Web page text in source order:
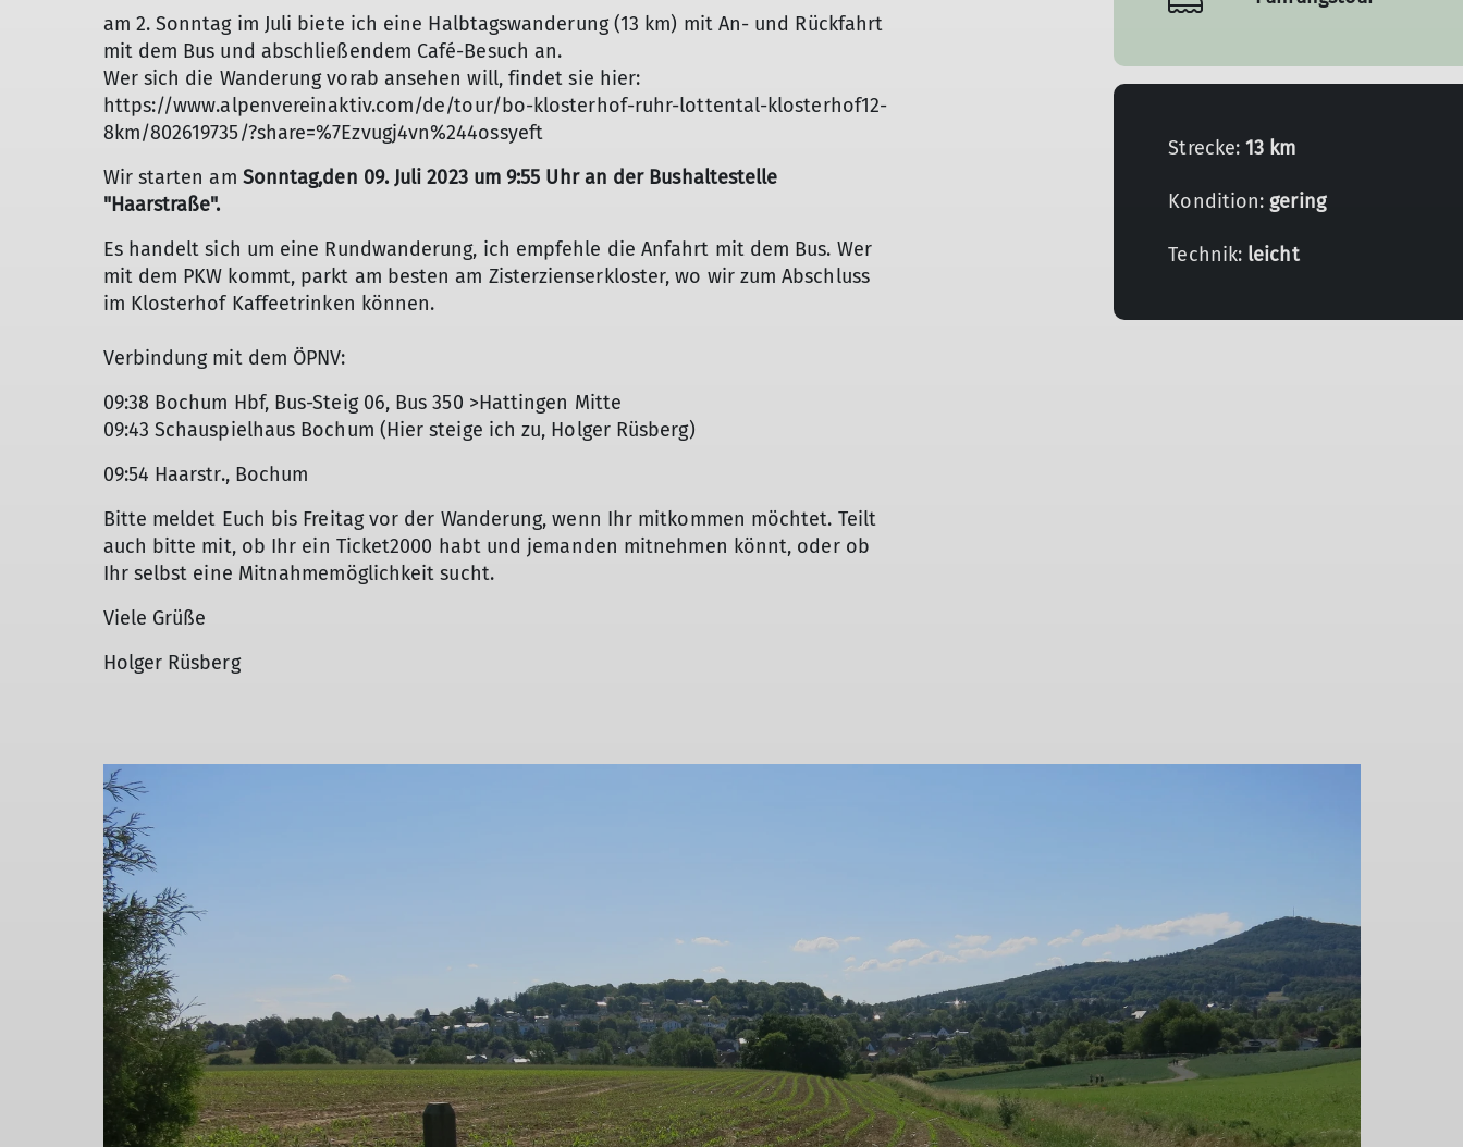
am 2. Sonntag im Juli biete ich eine Halbtagswanderung (13 km) mit An- und Rückfahrt
mit dem Bus und abschließendem Café-Besuch an.
Wer sich die Wanderung vorab ansehen will, findet sie hier:
https://www.alpenvereinaktiv.com/de/tour/bo-klosterhof-ruhr-lottental-klosterhof12-
8km/802619735/?share=%7Ezvugj4vn%244ossyeft
Wir starten am Sonntag,den 09. Juli 2023 um 9:55 Uhr an der Bushaltestelle
"Haarstraße".
Es handelt sich um eine Rundwanderung, ich empfehle die Anfahrt mit dem Bus. Wer
mit dem PKW kommt, parkt am besten am Zisterzienserkloster, wo wir zum Abschluss
im Klosterhof Kaffeetrinken können.
Verbindung mit dem ÖPNV:
09:38 Bochum Hbf, Bus-Steig 06, Bus 350 >Hattingen Mitte
09:43 Schauspielhaus Bochum (Hier steige ich zu, Holger Rüsberg)
09:54 Haarstr., Bochum
Bitte meldet Euch bis Freitag vor der Wanderung, wenn Ihr mitkommen möchtet. Teilt
auch bitte mit, ob Ihr ein Ticket2000 habt und jemanden mitnehmen könnt, oder ob
Ihr selbst eine Mitnahmemöglichkeit sucht.
Viele Grüße
Holger Rüsberg
Strecke:13 km
Kondition: gering
Technik: leicht